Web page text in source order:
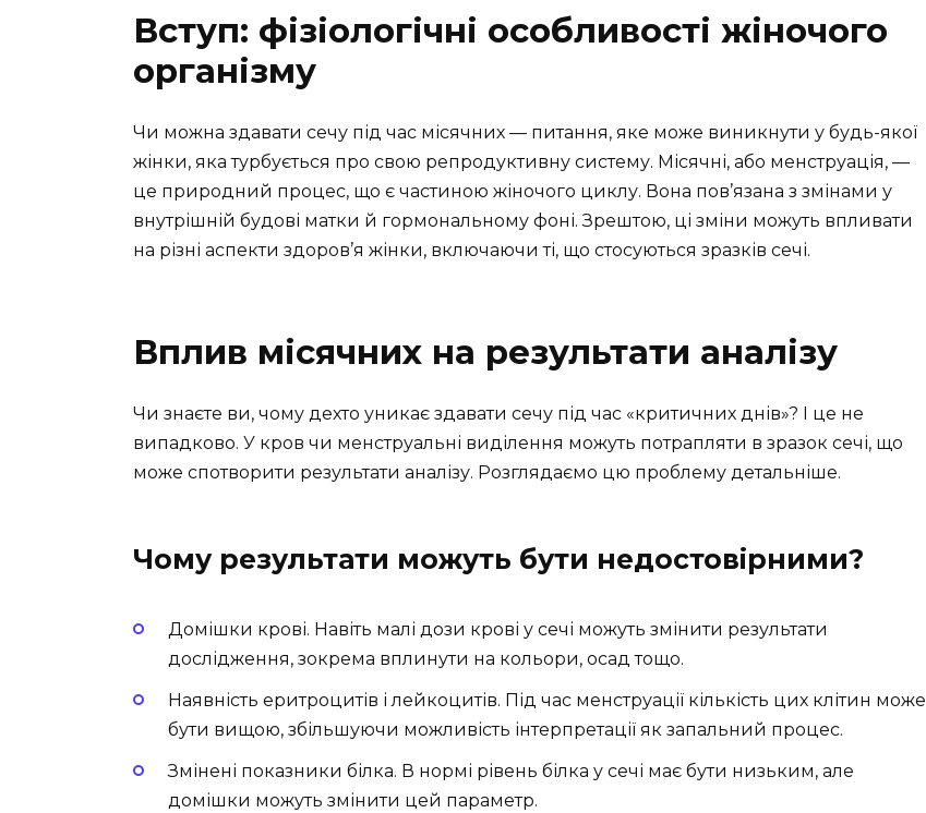
Вступ: фізіологічні особливості жіночого
організму
Чи можна здавати сечу під час місячних — питання, яке може виникнути у будь-якої
жінки, яка турбується про свою репродуктивну систему. Місячні, або менструація, —
це природний процес, що є частиною жіночого циклу. Вона пов’язана з змінами у
внутрішній будові матки й гормональному фоні. Зрештою, ці зміни можуть впливати
на різні аспекти здоров’я жінки, включаючи ті, що стосуються зразків сечі.
Вплив місячних на результати аналізу
Чи знаєте ви, чому дехто уникає здавати сечу під час «критичних днів»? І це не
випадково. У кров чи менструальні виділення можуть потрапляти в зразок сечі, що
може спотворити результати аналізу. Розглядаємо цю проблему детальніше.
Чому результати можуть бути недостовірними?
Домішки крові. Навіть малі дози крові у сечі можуть змінити результати
дослідження, зокрема вплинути на кольори, осад тощо.
Наявність еритроцитів і лейкоцитів. Під час менструації кількість цих клітин може
бути вищою, збільшуючи можливість інтерпретації як запальний процес.
Змінені показники білка. В нормі рівень білка у сечі має бути низьким, але
домішки можуть змінити цей параметр.